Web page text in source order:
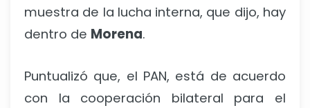
muestra de la lucha interna, que dijo, hay
dentro de Morena.
Puntualizó que, el PAN, está de acuerdo
con la cooperación bilateral para el